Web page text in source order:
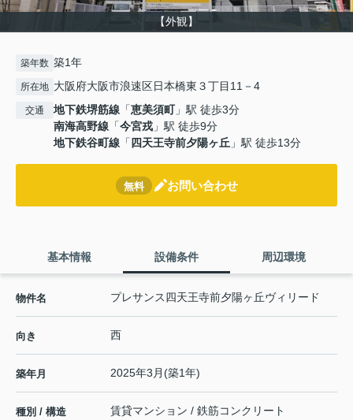
【外観】
築年数 築1年
所在地 大阪府大阪市浪速区日本橋東３丁目11－4
交通 地下鉄堺筋線 「恵美須町」駅 徒歩3分
南海高野線 「今宮戎 」駅 徒歩9分
地下鉄谷町線 「 四天王寺前夕陽ヶ丘 」駅 徒歩13分
無料 お問い合わせ
基本情報 設備条件 周辺環境
物件名 プレサンス四天王寺前夕陽ヶ丘ヴィリード
向き 西
築年月 2025年3月(築1年)
種別 / 構造 賃貸マンション / 鉄筋コンクリート